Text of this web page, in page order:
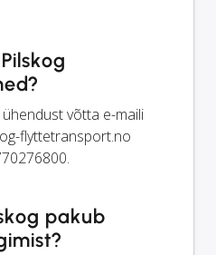
võtta e-maili
flyttetransport.no
pakub